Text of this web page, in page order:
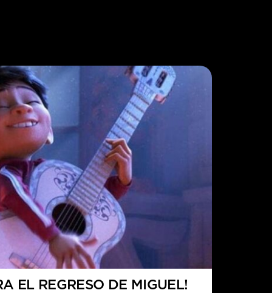
EL REGRESO DE MIGUEL!